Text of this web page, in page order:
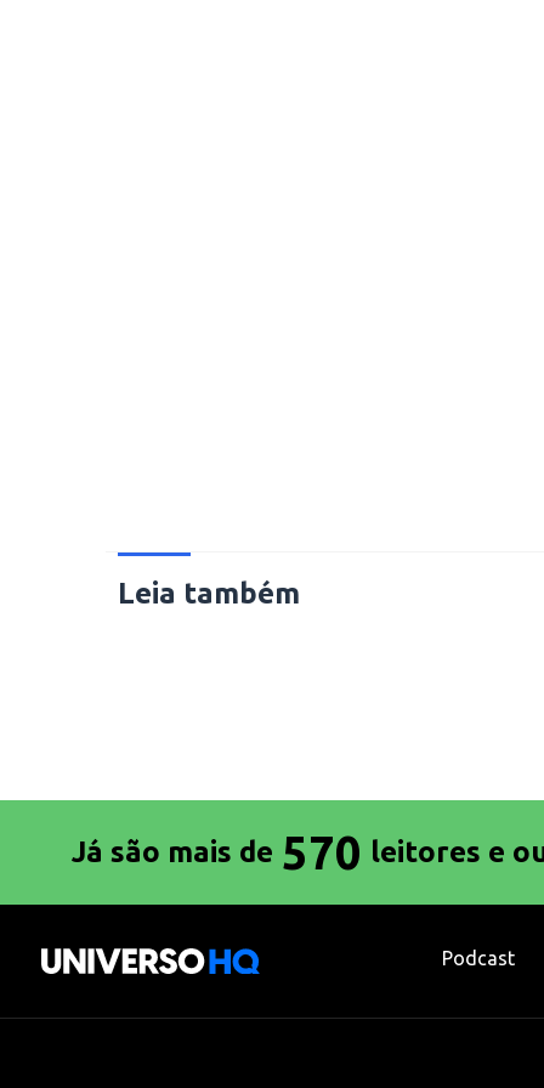
Leia também
Já são mais de 570 leitores e
Podcast